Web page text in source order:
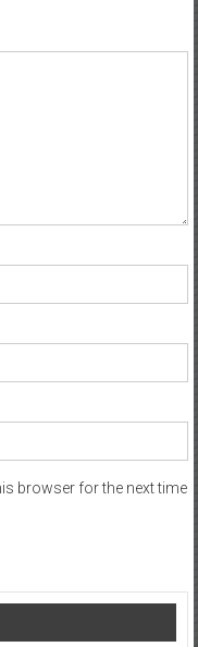
browser for the next time